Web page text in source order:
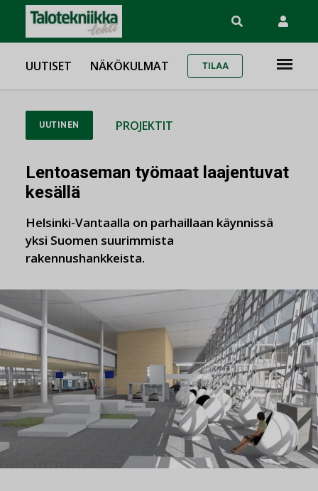
UUTISET NÄKÖKULMAT TILAA
UUTINEN PROJEKTIT
Lentoaseman työmaat laajentuvat
kesällä
Helsinki-Vantaalla on parhaillaan käynnissä
yksi Suomen suurimmista
rakennushankkeista.